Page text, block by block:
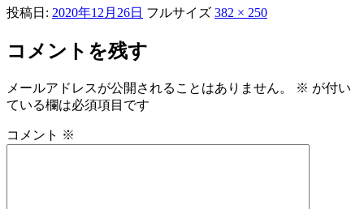
投稿日: 2020年12月26日 フルサイズ 382 × 250
コメントを残す
メールアドレスが公開されることはありません。 ※ が付い
ている欄は必須項目です
コメント ※